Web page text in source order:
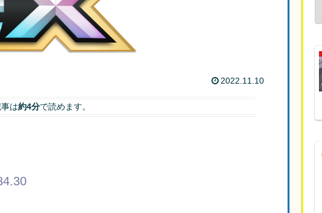
2022.11.10
は約4分で読めます。